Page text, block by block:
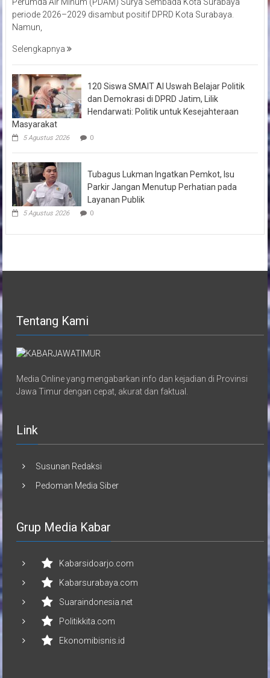
periode 2026–2029 disambut positif DPRD Kota Surabaya.
Namun,
Selengkapnya
120 Siswa SMAIT Al Uswah Belajar Politik
dan Demokrasi di DPRD Jatim, Lilik
Hendarwati: Politik untuk Kesejahteraan
Masyarakat
5 Agustus 2026 0
Tubagus Lukman Ingatkan Pemkot, Isu
Parkir Jangan Menutup Perhatian pada
Layanan Publik
5 Agustus 2026 0
Tentang Kami
Media Online yang mengabarkan info dan kejadian di Provinsi
Jawa Timur dengan cepat, akurat dan faktual.
Link
Susunan Redaksi
Pedoman Media Siber
Grup Media Kabar
Kabarsidoarjo.com
Kabarsurabaya.com
Suaraindonesia.net
Politikkita.com
Ekonomibisnis.id